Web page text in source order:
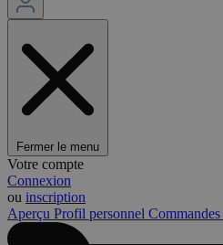
Fermer le menu
Votre compte
Connexion
ou inscription
Aperçu Profil personnel Commandes